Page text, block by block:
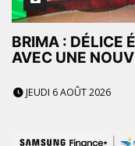
BRIMA : DÉLICE
AVEC UNE
JEUDI 6 AOÛT 2026